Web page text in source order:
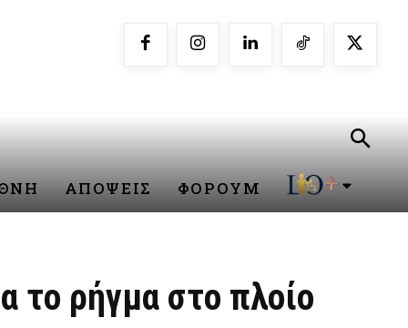
ΑΠΟΨΕΙΣ ΦΟΡΟΥΜ
το ρήγμα στο πλοίο